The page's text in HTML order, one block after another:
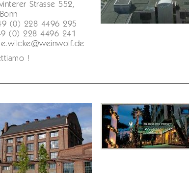
Strasse 552,
(0) 228 4496 295
(0) 228 4496 241
!